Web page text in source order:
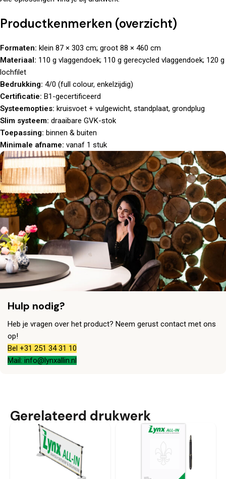
Productkenmerken (overzicht)
Formaten: klein 87 × 303 cm; groot 88 × 460 cm
Materiaal: 110 g vlaggendoek; 110 g gerecycled vlaggendoek; 120 g
lochfilet
Bedrukking: 4/0 (full colour, enkelzijdig)
Certificatie: B1-gecertificeerd
Systeemopties: kruisvoet + vulgewicht, standplaat, grondplug
Slim systeem: draaibare GVK-stok
Toepassing: binnen & buiten
Minimale afname: vanaf 1 stuk
Hulp nodig?
Heb je vragen over het product? Neem gerust contact met ons
op!
Bel +31 251 34 31 10
Mail: info@lynxallin.nl
Gerelateerd drukwerk